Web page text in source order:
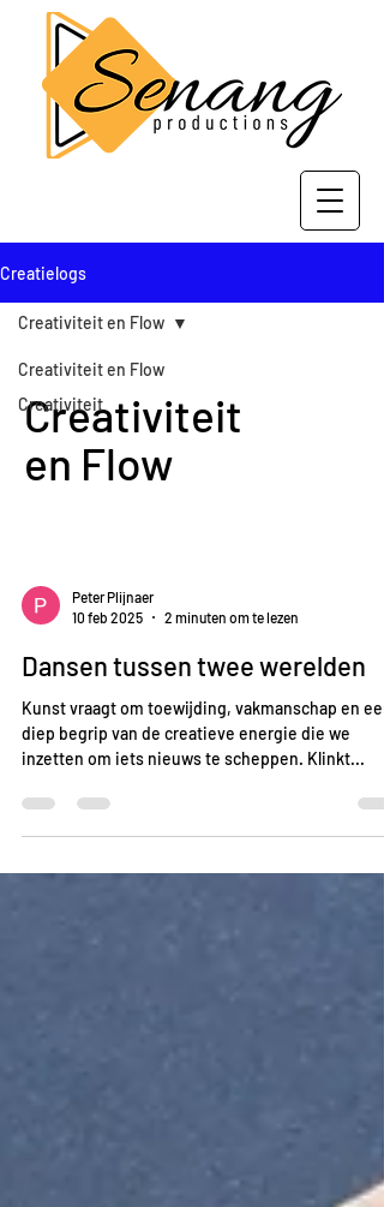
Creatielogs
Creativiteit en Flow
Creativiteit
Creativiteit en Flow
Creativiteit
en Flow
Peter Plijnaer
10 feb 2025
2 minuten om te lezen
Dansen tussen twee werelden
Kunst vraagt om toewijding, vakmanschap en een
diep begrip van de creatieve energie die we
inzetten om iets nieuws te scheppen. Klinkt...